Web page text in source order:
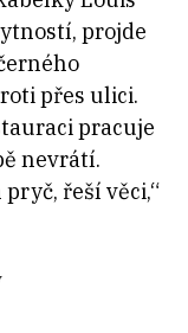
projde
přes ulici.
pracuje
nevrátí.
pryč, řeší věci,“